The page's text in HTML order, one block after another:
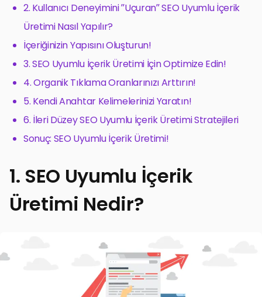
2. Kullanıcı Deneyimini ”Uçuran” SEO Uyumlu İçerik
Üretimi Nasıl Yapılır?
İçeriğinizin Yapısını Oluşturun!
3. SEO Uyumlu İçerik Üretimi İçin Optimize Edin!
4. Organik Tıklama Oranlarınızı Arttırın!
5. Kendi Anahtar Kelimelerinizi Yaratın!
6. İleri Düzey SEO Uyumlu İçerik Üretimi Stratejileri
Sonuç: SEO Uyumlu İçerik Üretimi!
1. SEO Uyumlu İçerik
Üretimi Nedir?